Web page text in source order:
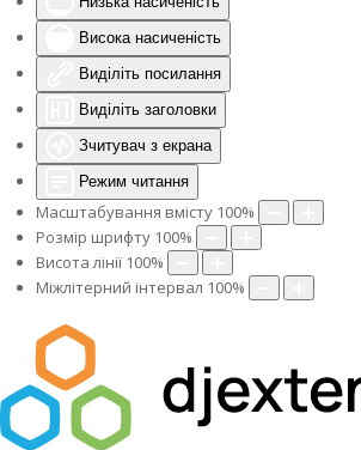
Висока насиченість
Виділіть посилання
Виділіть заголовки
Зчитувач з екрана
Режим читання
Масштабування вмісту 100%
Розмір шрифту 100%
Висота лінії 100%
Міжлітерний інтервал 100%